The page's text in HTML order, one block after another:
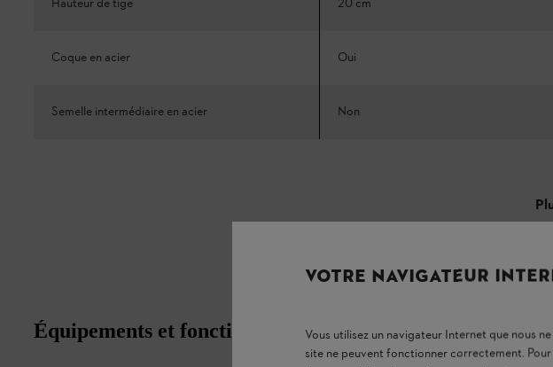
Hauteur de tige 20 cm
Coque en acier Oui
Semelle intermédiaire en acier Non
Équipements et fonctions
VOTRE NAVIGATEUR
Vous utilisez un navigateur Internet que nous
site ne peuvent fonctionner correctement.